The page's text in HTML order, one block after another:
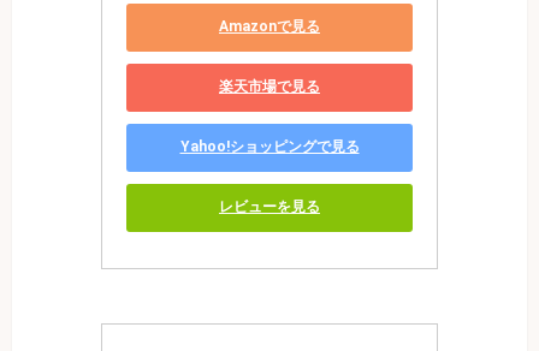
Amazonで見る
楽天市場で見る
Yahoo!ショッピングで見る
レビューを見る